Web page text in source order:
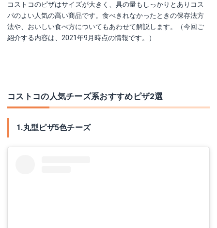
コストコのピザはサイズが大きく、具の量もしっかりとありコス
パのよい人気の高い商品です。食べきれなかったときの保存法方
法や、おいしい食べ方についてもあわせて解説します。（今回ご
紹介する内容は、2021年9月時点の情報です。）
コストコの人気チーズ系おすすめピザ2選
1.丸型ピザ5色チーズ